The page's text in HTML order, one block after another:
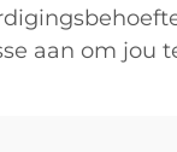
aan om jou